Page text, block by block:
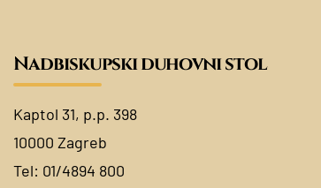
Nadbiskupski duhovni stol
Kaptol 31, p.p. 398
10000 Zagreb
Tel: 01/4894 800